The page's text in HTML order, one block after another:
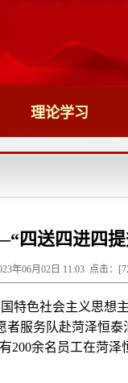
理论学习
四送四进四提
年06月02日 11:03 点击：[
特色社会主义思想
者服务队赴菏泽恒
余名员工在菏泽